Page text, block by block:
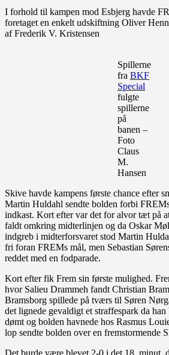
I forhold til kampen mod Esbjerg havde
foretaget en enkelt udskiftning Oliver
af Frederik V. Kristensen
Spillerne
fra BKF
Special
fulgte
spillerne
på
banen –
Foto
Claus
M.
Hansen
Skive havde kampens første chance efter
Martin Huldahl sendte bolden forbi
indkast. Kort efter var det for alvor tæt på
faldt omkring midterlinjen og da Oskar
indgreb i midterforsvaret stod Martin
fri foran FREMs mål, men Sebastian
reddet med en fodparade.
Kort efter fik Frem sin første mulighed.
hvor Salieu Drammeh fandt Christian
Bramsborg spillede på tværs til Søren
det lignede gevaldigt et straffespark da
dømt og bolden havnede hos Rasmus
lop sendte bolden over en fremstormende
Det burde være blevet 2-0 i det 18. minut,